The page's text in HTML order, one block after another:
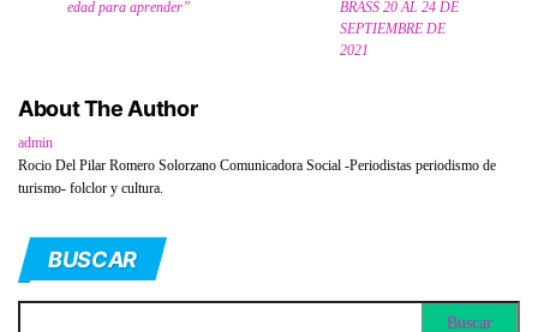
edad para aprender”
BRASS 20 AL 24 DE
SEPTIEMBRE DE
2021
About The Author
admin
Rocio Del Pilar Romero Solorzano Comunicadora Social -Periodistas periodismo de
turismo- folclor y cultura.
BUSCAR